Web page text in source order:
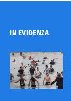
IN EVIDENZA